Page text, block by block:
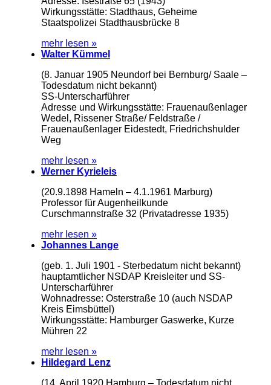
Wirkungsstätte: Stadthaus, Geheime
Staatspolizei Stadthausbrücke 8
mehr lesen »
Walter Kümmel
(8. Januar 1905 Neundorf bei Bernburg/ Saale –
Todesdatum nicht bekannt)
SS-Unterscharführer
Adresse und Wirkungsstätte: Frauenaußenlager
Wedel, Rissener Straße/ Feldstraße /
Frauenaußenlager Eidestedt, Friedrichshulder
Weg
mehr lesen »
Werner Kyrieleis
(20.9.1898 Hameln – 4.1.1961 Marburg)
Professor für Augenheilkunde
Curschmannstraße 32 (Privatadresse 1935)
mehr lesen »
Johannes Lange
(geb. 1. Juli 1901 - Sterbedatum nicht bekannt)
hauptamtlicher NSDAP Kreisleiter und SS-
Unterscharführer
Wohnadresse: Osterstraße 10 (auch NSDAP
Kreis Eimsbüttel)
Wirkungsstätte: Hamburger Gaswerke, Kurze
Mühren 22
mehr lesen »
Hildegard Lenz
(14. April 1920 Hamburg – Todesdatum nicht